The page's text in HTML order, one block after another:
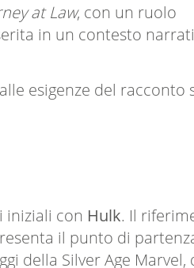
at Law, con un ruolo
in un contesto
esigenze del racconto
iniziali con Hulk. Il
il punto di
della Silver Age Marvel,